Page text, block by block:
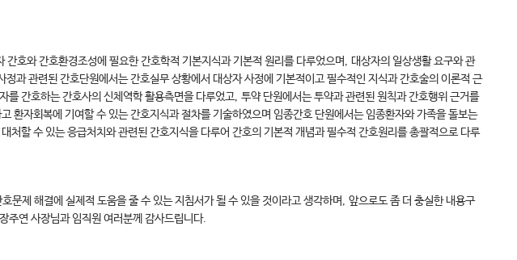
간호와 간호환경조성에 필요한 간호학적 기본지식과 기본적 원리를 다루었으며 , 대상자의 일상생활 요구와 관
정과 관련된 간호단원에서는 간호실무 상황에서 대상자 사정에 기본적이고 필수적인 지식과 간호술의 이론적 근
를 간호하는 간호사의 신체역학 활용측면을 다루었고, 투약 단원에서는 투약과 관련된 원칙과 간호행위 근거를
환자회복에 기여할 수 있는 간호지식과 절차를 기술하였으며 임종간호 단원에서는 임종환자와 가족을 돌보는
처할 수 있는 응급처치와 관련된 간호지식을 다루어 간호의 기본적 개념과 필수적 간호원리를 총괄적으로 다루
문제 해결에 실제적 도움을 줄 수 있는 지침서가 될 수 있을 것이라고 생각하며 , 앞으로도 좀 더 충실한 내용구
주연 사장님과 임직원 여러분께 감사드립니다.